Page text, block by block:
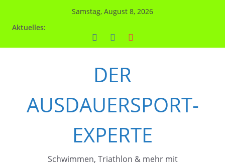
Samstag, August 8, 2026
Aktuelles:
DER
AUSDAUERSPORT-
EXPERTE
Schwimmen, Triathlon & mehr mit